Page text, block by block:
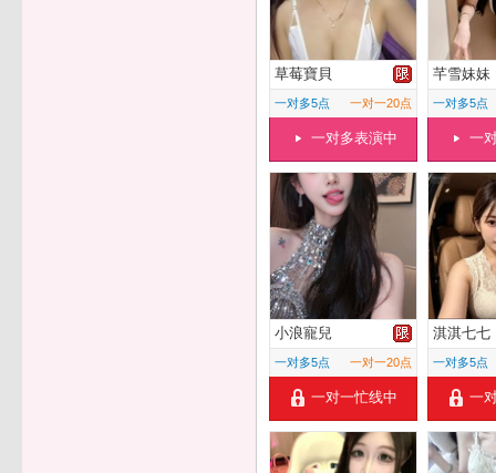
草莓寶貝
一对多5点 一对一20点
一对多表演中
芊雪妹妹
一对多5点
一
小浪寵兒
一对多5点 一对一20点
一对一忙线中
淇淇七七
一对多5点
一